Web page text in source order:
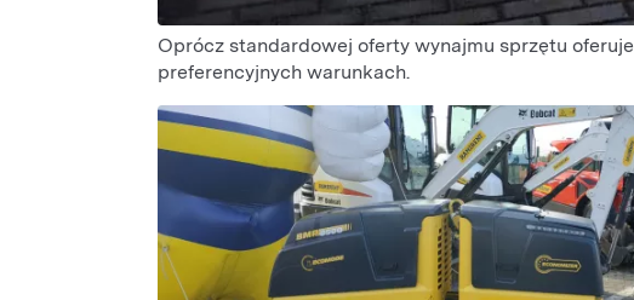
Oprócz standardowej oferty wynajmu sprzętu
preferencyjnych warunkach.